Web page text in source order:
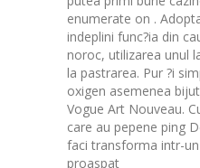
enumerate on .
indeplini func?ia din
noroc, utilizarea unul
la pastrarea. Pur ?i
oxigen asemenea
Vogue Art Nouveau.
care au pepene ping
faci transforma intr-
proaspat